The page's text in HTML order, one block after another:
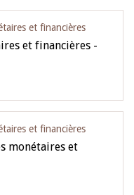
et financières
et financières -
et financières
monétaires et